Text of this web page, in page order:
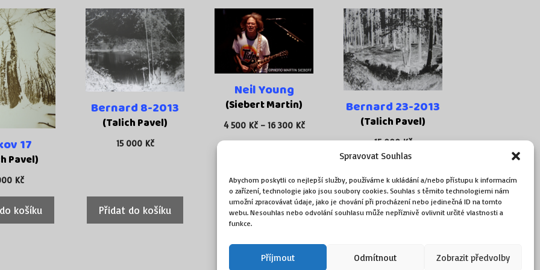
Spravovat Souhlas
Abychom poskytli co nejlepší služby, používáme k ukládání a/nebo přístupu k informacím
o zařízení, technologie jako jsou soubory cookies. Souhlas s těmito technologiemi nám
umožní zpracovávat údaje, jako je chování při procházení nebo jedinečná ID na tomto
webu. Nesouhlas nebo odvolání souhlasu může nepříznivě ovlivnit určité vlastnosti a
funkce.
Příjmout Odmítnout Zobrazit předvolby
17
Pavel)
Kč
košíku
Bernard 8-2013
(Talich Pavel)
15 000 Kč
Přidat do košíku
Neil Young
(Siebert Martin)
4 500 Kč – 16 300 KčRozpětí
až
16
300 Kč
Výběr možností
Tento
produkt
variant.
Možnosti
vybrat
Bernard 23-2013
(Talich Pavel)
15 000Kč
Přidat do košíku